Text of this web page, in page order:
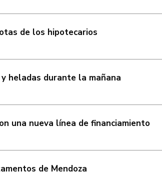
de los hipotecarios
heladas durante la mañana
una nueva línea de financiamiento
de Mendoza